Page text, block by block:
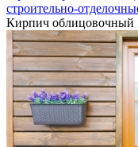
строительно-
Кирпич облицовочный